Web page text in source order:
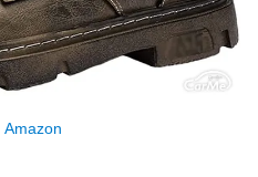
Amazon